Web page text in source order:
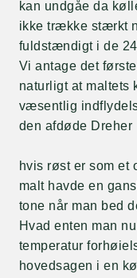
kan undgåe da
ikke trække stærkt
fuldstændigt i de
Vi antage det
naturligt at maltets
væsentlig
den afdøde Dreher
hvis røst er som et
malt havde en
tone når man bed
Hvad enten man
temperatur
hovedsagen i en